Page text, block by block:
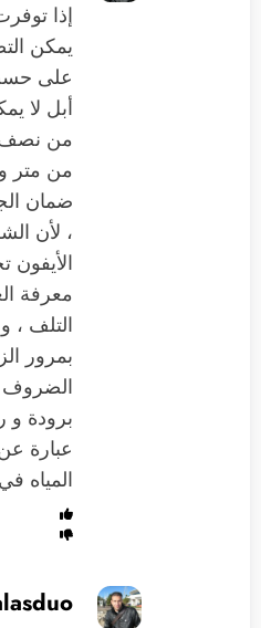
إذا
يمكن
على
أبل لا
من
من متر
ضمان
، لأن
الأيفون
معرفة
التلف ،
بمرور
الضروف
برودة و
عبارة
المياه